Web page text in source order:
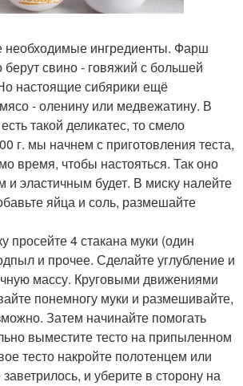
необходимые ингредиенты. Фарш
свино - говяжий с большей
настоящие сибярики ещё
- оленину или медвежатину. В
такой деликатес, то смело
г. мы начнем с приготовления теста,
время, чтобы настояться. Так оно
и эластичным будет. В миску налейте
яйца и соль, размешайте
просейте 4 стакана муки (один
и прочее. Сделайте углубление и
массу. Круговыми движениями
понемногу муки и размешивайте,
Затем начинайте помогать
выместите тесто на припыленном
тесто накройте полотенцем или
и уберите в сторону на